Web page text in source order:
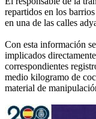
repartidos en los
en una de las calles
Con esta información
implicados
correspondientes
medio kilogramo de
material de